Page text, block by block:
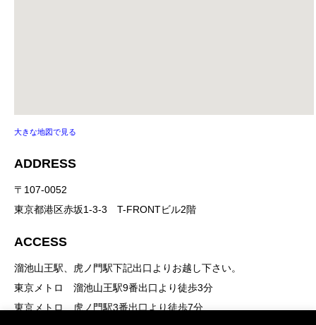
大きな地図で見る
ADDRESS
〒107-0052
東京都港区赤坂1-3-3 T-FRONTビル2階
ACCESS
溜池山王駅、虎ノ門駅下記出口よりお越し下さい。
東京メトロ 溜池山王駅9番出口より徒歩3分
東京メトロ 虎ノ門駅3番出口より徒歩7分